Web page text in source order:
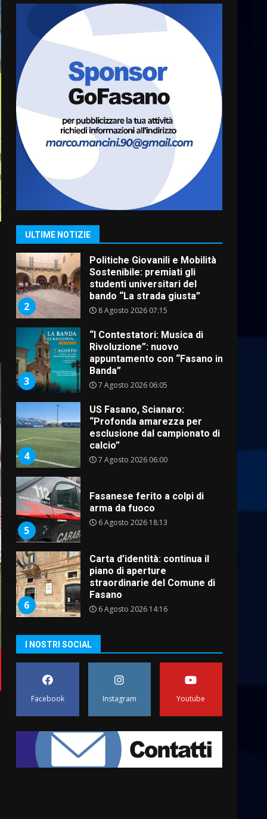
ULTIME NOTIZIE
6 6 Agosto 2026 14:16
Grazia Neglia, coordinatrice
cittadina di Fratelli d’Italia,
pronta a tornare in Consiglio
comunale
6 Agosto 2026 08:00
1
Savelletri in festa, domani
sera grande spettacolo con
Uccio De Santis
8 Agosto 2026 07:30
2
Politiche Giovanili e Mobilità
Sostenibile: premiati gli
studenti universitari del
3
“I Contestatori: Musica di
Rivoluzione”: nuovo
appuntamento con “Fasano in
Banda”
7 Agosto 2026 06:05
4
US Fasano, Scianaro:
“Profonda amarezza per
esclusione dal campionato di
calcio”
7 Agosto 2026 06:00
5
Fasanese ferito a colpi di
arma da fuoco
6 Agosto 2026 18:13
6
piano di aperture
straordinarie del Comune di
Fasano
7
Grazia Neglia, coordinatrice
cittadina di Fratelli d’Italia,
pronta a tornare in Consiglio
comunale
6 Agosto 2026 08:00
sera grande spettacolo con
Uccio De Santis
8 Agosto 2026 07:30
studenti universitari del
bando “La strada giusta”
8 Agosto 2026 07:15
I NOSTRI SOCIAL
Facebook Instagram Youtube